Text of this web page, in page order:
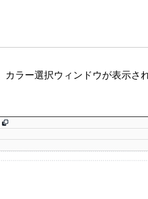
ラー選択ウィンドウが表示さ